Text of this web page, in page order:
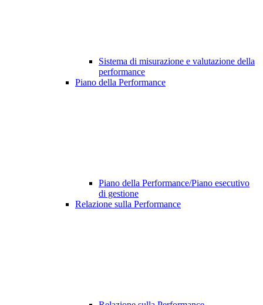
Sistema di misurazione e valutazione della
performance
Piano della Performance
Piano della Performance/Piano esecutivo
di gestione
Relazione sulla Performance